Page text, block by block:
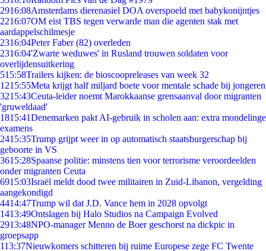
2916:08Amsterdams dierenasiel DOA overspoeld met babykonijntjes
2216:07OM eist TBS tegen verwarde man die agenten stak met
aardappelschilmesje
2316:04Peter Faber (82) overleden
2316:04'Zwarte weduwes' in Rusland trouwen soldaten voor
overlijdensuitkering
515:58Trailers kijken: de bioscoopreleases van week 32
1215:55Meta krijgt half miljard boete voor mentale schade bij jongeren
3215:43Ceuta-leider noemt Marokkaanse grensaanval door migranten
'gruweldaad'
1815:41Denemarken pakt AI-gebruik in scholen aan: extra mondelinge
examens
2415:35Trump grijpt weer in op automatisch staatsburgerschap bij
geboorte in VS
3615:28Spaanse politie: minstens tien voor terrorisme veroordeelden
onder migranten Ceuta
6915:03Israël meldt dood twee militairen in Zuid-Libanon, vergelding
aangekondigd
4414:47Trump wil dat J.D. Vance hem in 2028 opvolgt
1413:49Ontslagen bij Halo Studios na Campaign Evolved
2913:48NPO-manager Menno de Boer geschorst na dickpic in
groepsapp
113:37Nieuwkomers schitteren bij ruime Europese zege FC Twente